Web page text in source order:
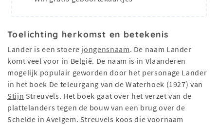
Toelichting herkomst en betekenis
Lander is een stoere jongensnaam. De naam Lander
komt veel voor in België. De naam is in Vlaanderen
mogelijk populair geworden door het personage Lander
in het boek De teleurgang van de Waterhoek (1927) van
Stijn Streuvels. Het boek gaat over het verzet van de
plattelanders tegen de bouw van een brug over de
Schelde in Avelgem. Streuvels koos die voornaam